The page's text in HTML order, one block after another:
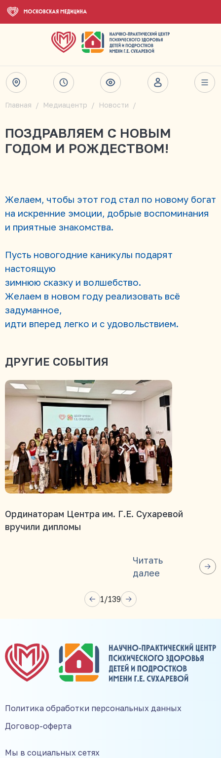
Главная Медиацентр Новости
ПОЗДРАВЛЯЕМ С НОВЫМ
ГОДОМ И РОЖДЕСТВОМ!
Желаем, чтобы этот год стал по новому богат
на искренние эмоции, добрые воспоминания
и приятные знакомства.
Пусть новогодние каникулы подарят
настоящую
зимнюю сказку и волшебство.
Желаем в новом году реализовать всё
задуманное,
идти вперед легко и с удовольствием.
ДРУГИЕ СОБЫТИЯ
Ординаторам Центра им. Г.Е. Сухаревой
вручили дипломы
Читать
далее
1/139
Политика обработки персональных данных
Договор-оферта
Мы в социальных сетях